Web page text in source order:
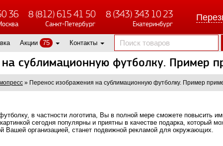
36 8 (812) 615 41 50
Санкт-Петербург
8 (343) 343 10 23
Екатеринбург
Акции 75 Контакты
сублимационную футболку. Пример
» Перенос изображения на сублимационную футболку. Пример
в частности логотипа, Вы в полной мере сможете повысить
сегодня популярны и приятны в качестве подарка, который
Вашей организацией, станет подвижной рекламой для окружающих.